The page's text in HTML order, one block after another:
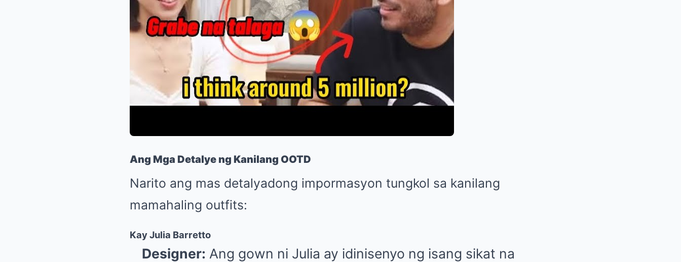
Ang Mga Detalye ng Kanilang OOTD
Narito ang mas detalyadong impormasyon tungkol sa kanilang
mamahaling outfits:
Kay Julia Barretto
Designer: Ang gown ni Julia ay idinisenyo ng isang sikat na